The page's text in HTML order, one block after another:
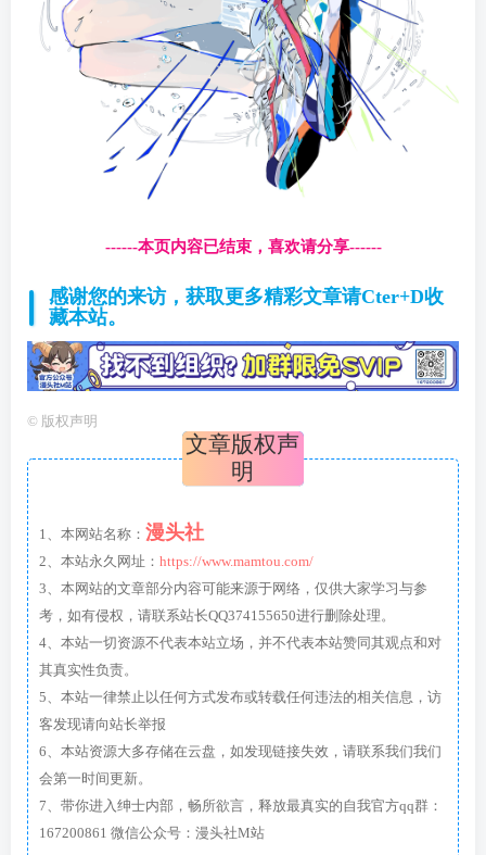
------本页内容已结束，喜欢请分享------
感谢您的来访，获取更多精彩文章请Cter+D收
藏本站。
© 版权声明
文章版权声
明
1、本网站名称： 漫头社
2、本站永久网址： https://www.mamtou.com/
3、本网站的文章部分内容可能来源于网络，仅供大家学习与参
考，如有侵权，请联系站长QQ374155650进行删除处理。
4、本站一切资源不代表本站立场，并不代表本站赞同其观点和对
其真实性负责。
5、本站一律禁止以任何方式发布或转载任何违法的相关信息，访
客发现请向站长举报
6、本站资源大多存储在云盘，如发现链接失效，请联系我们我们
会第一时间更新。
7、带你进入绅士内部，畅所欲言，释放最真实的自我官方qq群：
167200861 微信公众号：漫头社M站